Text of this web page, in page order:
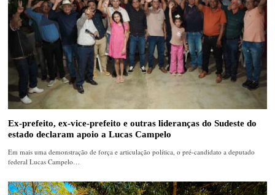
Ex-prefeito, ex-vice-prefeito e outras lideranças do Sudeste do
estado declaram apoio a Lucas Campelo
Em mais uma demonstração de força e articulação política, o pré-candidato a deputado
federal Lucas Campelo…